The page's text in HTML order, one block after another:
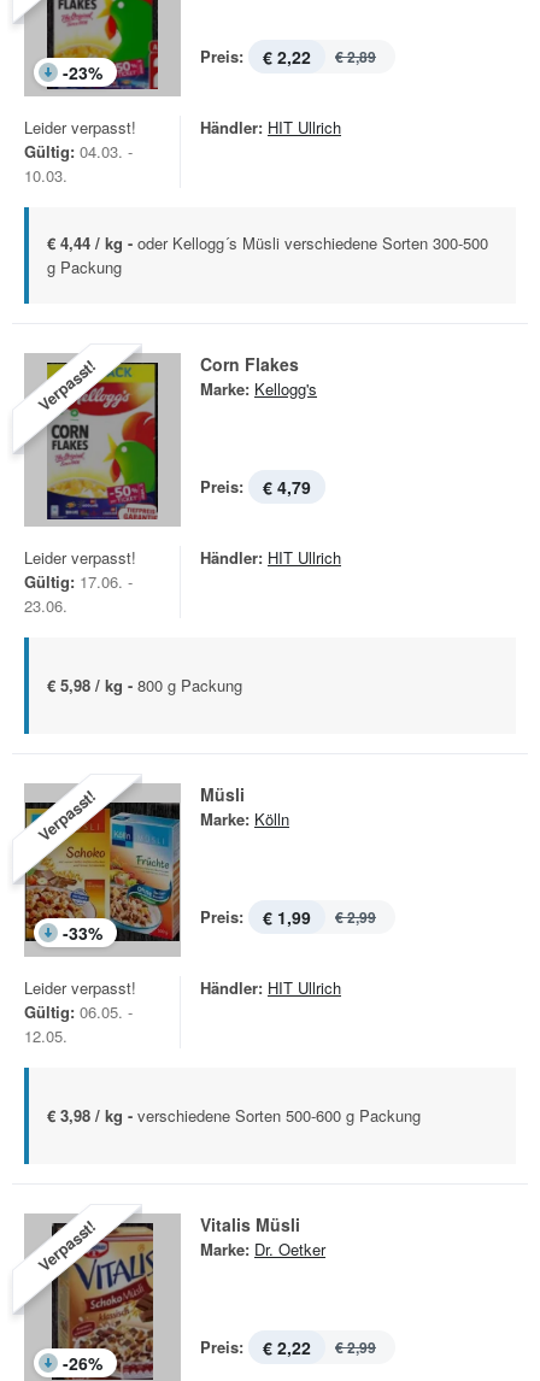
-23%
Preis: € 2,22 € 2,89
Leider verpasst!
Gültig: 04.03. -
10.03.
Händler: HIT Ullrich
€ 4,44 / kg - oder Kellogg´s Müsli verschiedene Sorten 300-500
g Packung
Verpasst! Corn Flakes
Marke: Kellogg's
Preis: € 4,79
Leider verpasst!
Gültig: 17.06. -
23.06.
Händler: HIT Ullrich
€ 5,98 / kg - 800 g Packung
Verpasst!
-33%
Müsli
Marke: Kölln
Preis: € 1,99 € 2,99
Leider verpasst!
Gültig: 06.05. -
12.05.
Händler: HIT Ullrich
€ 3,98 / kg - verschiedene Sorten 500-600 g Packung
Verpasst!
-26%
Vitalis Müsli
Marke: Dr. Oetker
Preis: € 2,22 € 2,99